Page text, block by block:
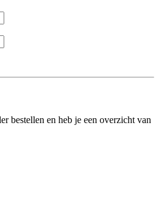
bestellen en heb je een overzicht van